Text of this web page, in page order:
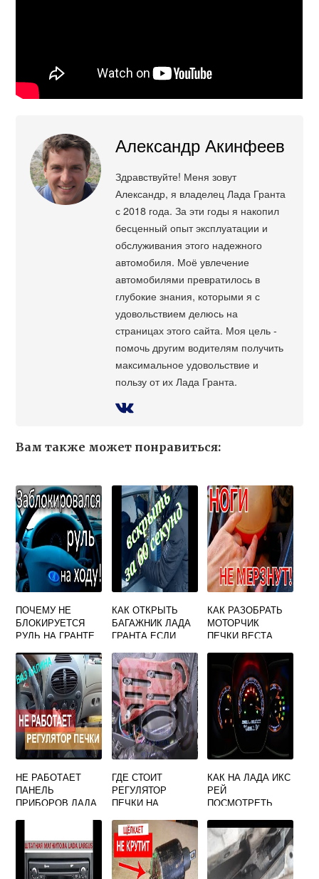
Александр Акинфеев
Здравствуйте! Меня зовут
Александр, я владелец Лада Гранта
с 2018 года. За эти годы я накопил
бесценный опыт эксплуатации и
обслуживания этого надежного
автомобиля. Моё увлечение
автомобилями превратилось в
глубокие знания, которыми я с
удовольствием делюсь на
страницах этого сайта. Моя цель -
помочь другим водителям получить
максимальное удовольствие и
пользу от их Лада Гранта.
Вам также может понравиться:
ПОЧЕМУ НЕ
БЛОКИРУЕТСЯ
РУЛЬ НА ГРАНТЕ
КАК ОТКРЫТЬ
БАГАЖНИК ЛАДА
ГРАНТА ЕСЛИ
АККУМУЛЯТОР
КАК РАЗОБРАТЬ
МОТОРЧИК
ПЕЧКИ ВЕСТА
НЕ РАБОТАЕТ
ПАНЕЛЬ
ПРИБОРОВ ЛАДА
ГДЕ СТОИТ
РЕГУЛЯТОР
ПЕЧКИ НА
КАК НА ЛАДА ИКС
РЕЙ
ПОСМОТРЕТЬ